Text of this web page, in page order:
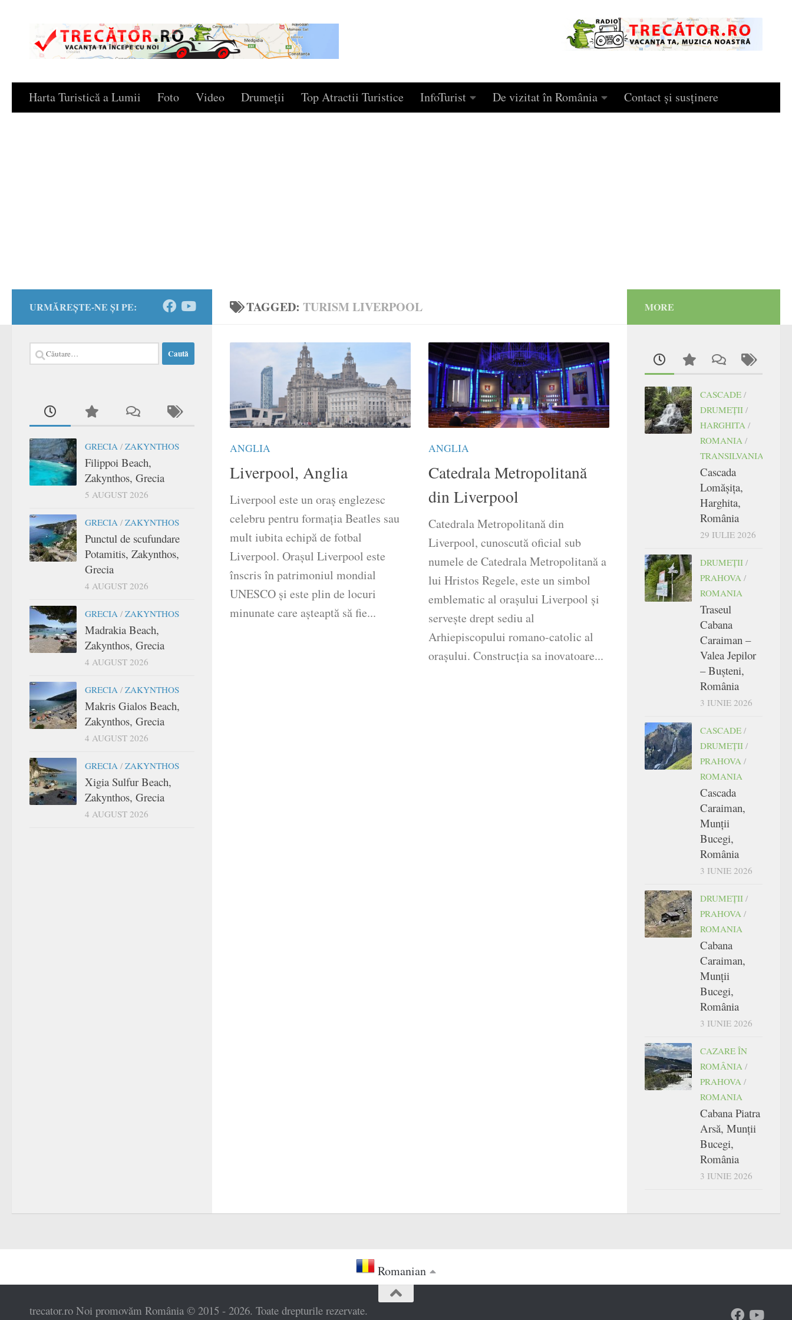
Skip to content
Harta Turistică a Lumii Foto Video Drumeţii Top Atractii Turistice InfoTurist De vizitat în România Contact și susținere
TAGGED: TURISM LIVERPOOL
ANGLIA
Liverpool, Anglia
Liverpool este un oraș englezesc
celebru pentru formația Beatles sau
mult iubita echipă de fotbal
Liverpool. Orașul Liverpool este
înscris în patrimoniul mondial
UNESCO și este plin de locuri
minunate care așteaptă să fie...
ANGLIA
Catedrala Metropolitană
din Liverpool
Catedrala Metropolitană din
Liverpool, cunoscută oficial sub
numele de Catedrala Metropolitană a
lui Hristos Regele, este un simbol
emblematic al orașului Liverpool și
servește drept sediu al
Arhiepiscopului romano-catolic al
orașului. Construcția sa inovatoare...
URMĂREȘTE-NE ȘI PE:
Caută
după:
GRECIA / ZAKYNTHOS
Filippoi Beach,
Zakynthos, Grecia
5 AUGUST 2026
GRECIA / ZAKYNTHOS
Punctul de scufundare
Potamitis, Zakynthos,
Grecia
4 AUGUST 2026
GRECIA / ZAKYNTHOS
Madrakia Beach,
Zakynthos, Grecia
4 AUGUST 2026
GRECIA / ZAKYNTHOS
Makris Gialos Beach,
Zakynthos, Grecia
4 AUGUST 2026
GRECIA / ZAKYNTHOS
Xigia Sulfur Beach,
Zakynthos, Grecia
4 AUGUST 2026
MORE
CASCADE /
DRUMEŢII /
HARGHITA /
ROMANIA /
TRANSILVANIA
Cascada
Lomășița,
Harghita,
România
29 IULIE 2026
DRUMEŢII /
PRAHOVA /
ROMANIA
Traseul
Cabana
Caraiman –
Valea Jepilor
– Bușteni,
România
3 IUNIE 2026
CASCADE /
DRUMEŢII /
PRAHOVA /
ROMANIA
Cascada
Caraiman,
Munții
Bucegi,
România
3 IUNIE 2026
DRUMEŢII /
PRAHOVA /
ROMANIA
Cabana
Caraiman,
Munții
Bucegi,
România
3 IUNIE 2026
CAZARE ÎN
ROMÂNIA /
PRAHOVA /
ROMANIA
Cabana Piatra
Arsă, Munții
Bucegi,
România
3 IUNIE 2026
Romanian
trecator.ro Noi promovăm România © 2015 - 2026. Toate drepturile rezervate.